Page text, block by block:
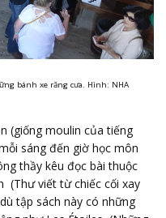
bánh xe răng cưa. Hình: NHA
(giống moulin của tiếng
sáng đến giờ học môn
thầy kêu đọc bài thuộc
(Thư viết từ chiếc cối xay
tập sách này có những